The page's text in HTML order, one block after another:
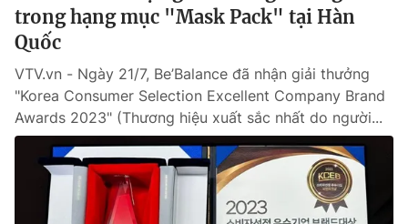
trong hạng mục "Mask Pack" tại Hàn
Quốc
VTV.vn - Ngày 21/7, Be’Balance đã nhận giải thưởng
"Korea Consumer Selection Excellent Company Brand
Awards 2023" (Thương hiệu xuất sắc nhất do người...